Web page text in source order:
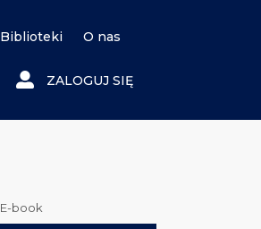
Biblioteki O nas
ZALOGUJ SIĘ
E-book